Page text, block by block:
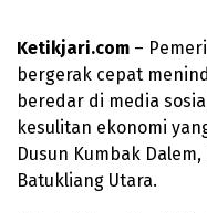
Ketikjari.com –
bergerak cepat
beredar di media
kesulitan ekonomi
Dusun Kumbak
Batukliang Utara.